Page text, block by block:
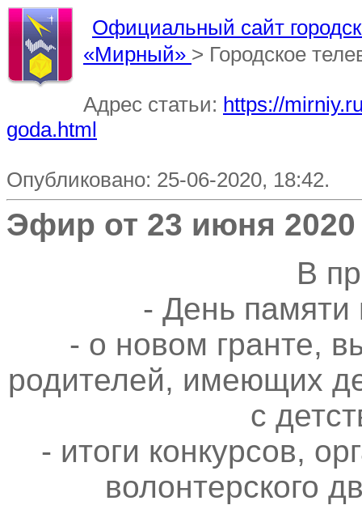
Официальный сайт
«Мирный» > Городское
Адрес статьи: https://
goda.html
Опубликовано: 25-06-2020, 18:42.
Эфир от 23 июня 2020
В
- День
- о новом гранте,
родителей, имеющих
с
- итоги конкурсов,
волонтерского